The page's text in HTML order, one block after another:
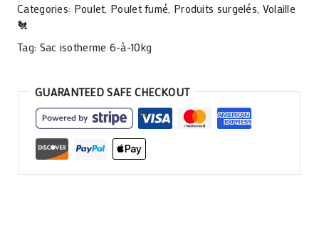
Categories: Poulet Poulet fumé Produits surgelés Volaille
🐔
Tag: Sac isotherme 6-à-10kg
GUARANTEED SAFE CHECKOUT